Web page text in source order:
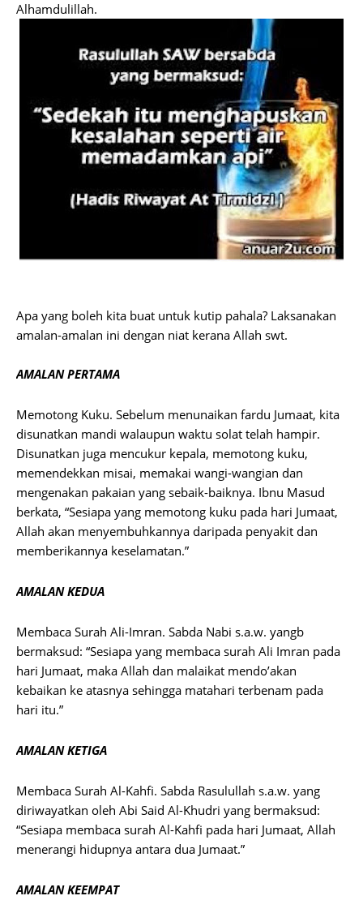
Alhamdulillah.
Apa yang boleh kita buat untuk kutip pahala? Laksanakan
amalan-amalan ini dengan niat kerana Allah swt.
AMALAN PERTAMA
Memotong Kuku. Sebelum menunaikan fardu Jumaat, kita
disunatkan mandi walaupun waktu solat telah hampir.
Disunatkan juga mencukur kepala, memotong kuku,
memendekkan misai, memakai wangi-wangian dan
mengenakan pakaian yang sebaik-baiknya. Ibnu Masud
berkata, “Sesiapa yang memotong kuku pada hari Jumaat,
Allah akan menyembuhkannya daripada penyakit dan
memberikannya keselamatan.”
AMALAN KEDUA
Membaca Surah Ali-Imran. Sabda Nabi s.a.w. yangb
bermaksud: “Sesiapa yang membaca surah Ali Imran pada
hari Jumaat, maka Allah dan malaikat mendo’akan
kebaikan ke atasnya sehingga matahari terbenam pada
hari itu.”
AMALAN KETIGA
Membaca Surah Al-Kahfi. Sabda Rasulullah s.a.w. yang
diriwayatkan oleh Abi Said Al-Khudri yang bermaksud:
“Sesiapa membaca surah Al-Kahfi pada hari Jumaat, Allah
menerangi hidupnya antara dua Jumaat.”
AMALAN KEEMPAT